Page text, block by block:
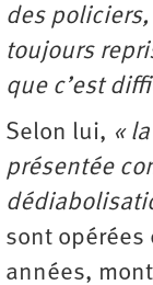
des
toujours
que c’est
Selon lui, «
présentée
sont opérées
années,